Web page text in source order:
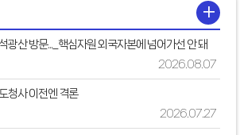
+
광산 방문..._핵심자원 외국자본에 넘어가선 안 돼
2026.08.07
청사 이전엔 격론
2026.07.27